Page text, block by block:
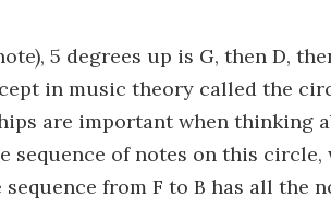
5 degrees up is G, then D,
in music theory called the
are important when thinking
sequence of notes on this circle,
from F to B has all the